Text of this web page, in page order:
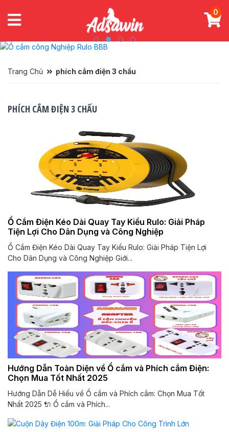
0
Trang Chủ phích cắm điện 3 chấu
PHÍCH CẮM ĐIỆN 3 CHẤU
Ổ Cắm Điện Kéo Dài Quay Tay Kiểu Rulo: Giải Pháp
Tiện Lợi Cho Dân Dụng và Công Nghiệp
Ổ Cắm Điện Kéo Dài Quay Tay Kiểu Rulo: Giải Pháp Tiện Lợi
Cho Dân Dụng và Công Nghiệp Giới...
Hướng Dẫn Toàn Diện về Ổ cắm và Phích cắm Điện:
Chọn Mua Tốt Nhất 2025
Hướng Dẫn Dễ Hiểu về Ổ cắm và Phích cắm: Chọn Mua Tốt
Nhất 2025 🔌 Ổ cắm và Phích...